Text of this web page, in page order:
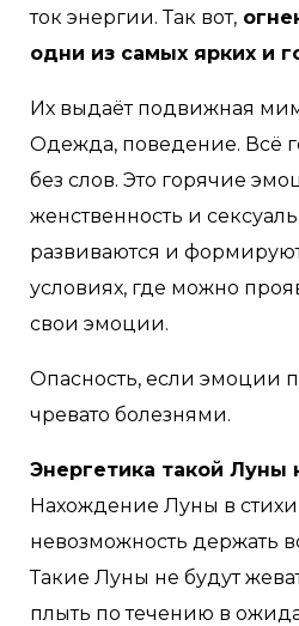
ток энергии. Так вот,
одни из самых ярких и
Их выдаёт подвижная
Одежда, поведение. Всё
без слов. Это горячие
женственность и
развиваются и
условиях, где можно
свои эмоции.
Опасность, если эмоции
чревато болезнями.
Энергетика такой Луны
Нахождение Луны в
невозможность держать
Такие Луны не будут
плыть по течению в